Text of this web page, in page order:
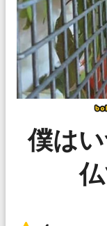
僕は